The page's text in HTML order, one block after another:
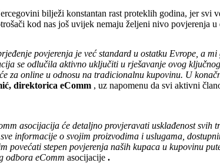
bilježi konstantan rast proteklih godina, jer svi
kod nas još uvijek nemaju željeni nivo
povjerenja je već standard u ostatku Evrope, a
se odlučila aktivno uključiti u rješavanje ovog
za online u odnosu na tradicionalnu kupovinu. U
direktorica eComm , uz napomenu da svi aktivni
asocijacija će detaljno provjeravati usklađenost
informacije o svojim proizvodima i uslugama,
povećati stepen povjerenja naših kupaca u kupovinu
odbora eComm asocijacije .